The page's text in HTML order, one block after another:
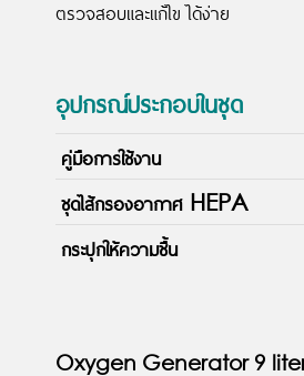
ตรวจสอบและแก้ไข ได้ง่าย
อุปกรณ์ประกอบในชุด
คู่มือการใช้งาน
ชุดไส้กรองอากาศ HEPA
กระปุกให้ความชื้น
Oxygen Generator 9